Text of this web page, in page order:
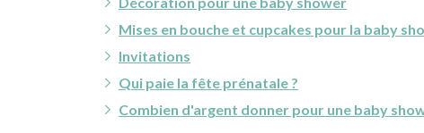
Mises en bouche et cupcakes pour la baby
Invitations
Qui paie la fête prénatale ?
Combien d'argent donner pour une baby